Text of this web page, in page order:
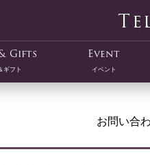
Gifts
ギフト
Event
イベント
お問い合